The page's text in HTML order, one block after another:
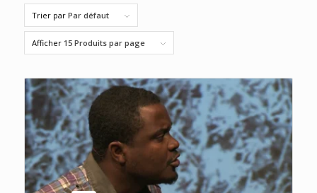
Trier par Par défaut
Afficher 15 Produits par page